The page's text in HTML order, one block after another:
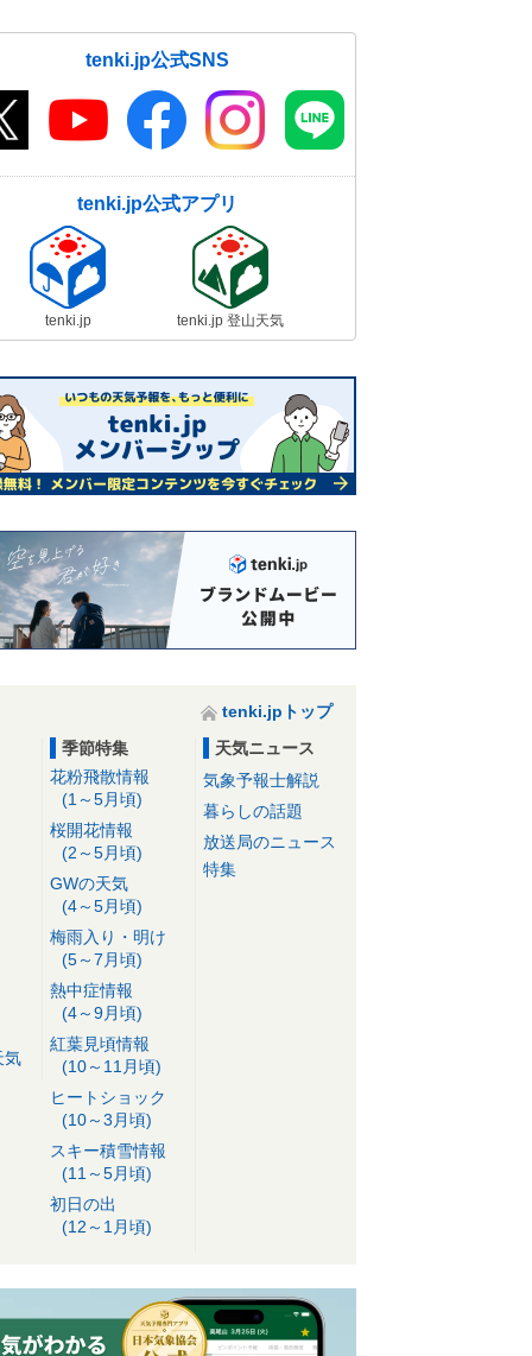
tenki.jp公式SNS
tenki.jp公式アプリ
tenki.jp tenki.jp 登山天気
tenki.jpトップ
気
季節特集
花粉飛散情報
(1～5月頃)
桜開花情報
(2～5月頃)
GWの天気
(4～5月頃)
梅雨入り・明け
(5～7月頃)
熱中症情報
(4～9月頃)
紅葉見頃情報
(10～11月頃)
ヒートショック
(10～3月頃)
スキー積雪情報
(11～5月頃)
初日の出
(12～1月頃)
天気ニュース
気象予報士解説
暮らしの話題
放送局のニュース
特集